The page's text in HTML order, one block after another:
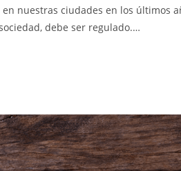
nuestras ciudades en los últimos
debe ser regulado.…